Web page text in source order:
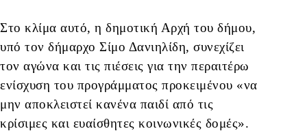
Στο κλίμα αυτό, η δημοτική Αρχή του δήμου,
υπό τον δήμαρχο Σίμο Δανιηλίδη, συνεχίζει
τον αγώνα και τις πιέσεις για την περαιτέρω
ενίσχυση του προγράμματος προκειμένου «να
μην αποκλειστεί κανένα παιδί από τις
κρίσιμες και ευαίσθητες κοινωνικές δομές».